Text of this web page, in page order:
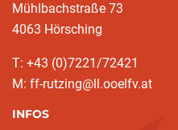
Mühlbachstraße 73
4063 Hörsching
T: +43 (0)7221/72421
M: ff-rutzing@ll.ooelfv.at
INFOS